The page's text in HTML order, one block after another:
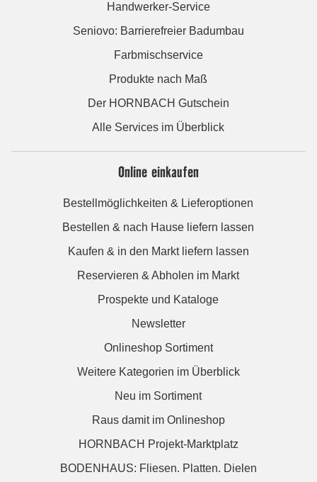
Handwerker-Service
Seniovo: Barrierefreier Badumbau
Farbmischservice
Produkte nach Maß
Der HORNBACH Gutschein
Alle Services im Überblick
Online einkaufen
Bestellmöglichkeiten & Lieferoptionen
Bestellen & nach Hause liefern lassen
Kaufen & in den Markt liefern lassen
Reservieren & Abholen im Markt
Prospekte und Kataloge
Newsletter
Onlineshop Sortiment
Weitere Kategorien im Überblick
Neu im Sortiment
Raus damit im Onlineshop
HORNBACH Projekt-Marktplatz
BODENHAUS: Fliesen. Platten. Dielen